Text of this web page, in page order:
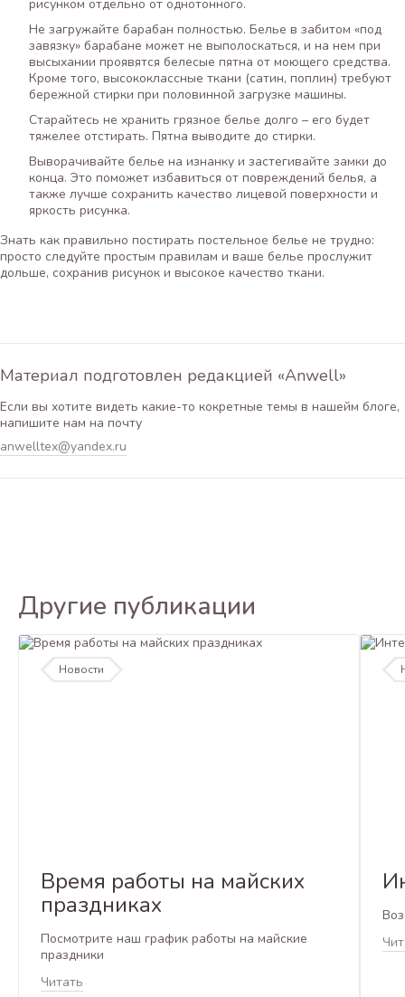
рисунком отдельно от однотонного.
Не загружайте барабан полностью. Белье в забитом «под
завязку» барабане может не выполоскаться, и на нем при
высыхании проявятся белесые пятна от моющего средства.
Кроме того, высококлассные ткани (сатин, поплин) требуют
бережной стирки при половинной загрузке машины.
Старайтесь не хранить грязное белье долго – его будет
тяжелее отстирать. Пятна выводите до стирки.
Выворачивайте белье на изнанку и застегивайте замки до
конца. Это поможет избавиться от повреждений белья, а
также лучше сохранить качество лицевой поверхности и
яркость рисунка.
Знать как правильно постирать постельное белье не трудно:
просто следуйте простым правилам и ваше белье прослужит
дольше, сохранив рисунок и высокое качество ткани.
Материал подготовлен редакцией «Anwell»
Если вы хотите видеть какие-то кокретные темы в нашейм блоге,
напишите нам на почту
anwelltex@yandex.ru
Другие публикации
Новости
Время работы на майских
праздниках
Посмотрите наш график работы на майские
праздники
Читать